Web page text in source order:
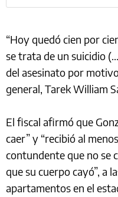
“Hoy quedó cien por
se trata de un suicidio
del asesinato por
general, Tarek William
El fiscal afirmó que
caer” y “recibió al
contundente que no se
que su cuerpo cayó”, a
apartamentos en el